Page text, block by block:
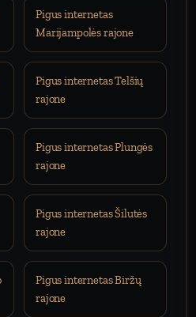
Pigus internetas
Marijampolės rajone
Pigus internetas Telšių
rajone
Pigus internetas Plungės
rajone
Pigus internetas Šilutės
rajone
Pigus internetas Biržų
rajone